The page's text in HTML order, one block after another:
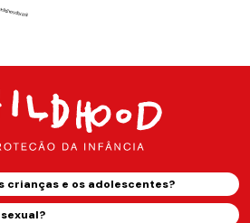
crianças e os adolescentes?